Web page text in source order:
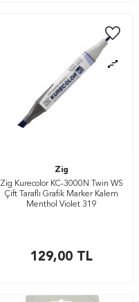
Zig
Zig Kurecolor KC-3000N Twin WS
Çift Taraflı Grafik Marker Kalem
Menthol Violet 319
129,00 TL